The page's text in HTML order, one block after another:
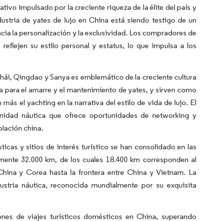
impulsado por la creciente riqueza de la élite del país y
de yates de lujo en China está siendo testigo de un
la personalización y la exclusividad. Los compradores de
su estilo personal y estatus, lo que impulsa a los
Qingdao y Sanya es emblemático de la creciente cultura
el amarre y el mantenimiento de yates, y sirven como
el yachting en la narrativa del estilo de vida de lujo. El
náutica que ofrece oportunidades de networking y
china.
y sitios de interés turístico se han consolidado en las
32.000 km, de los cuales 18.400 km corresponden al
y Corea hasta la frontera entre China y Vietnam. La
náutica, reconocida mundialmente por su exquisita
de viajes turísticos domésticos en China, superando